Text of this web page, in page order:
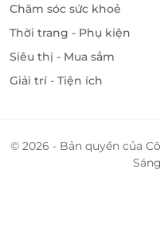
và cá hồi, sushi, gỏi
nguội,... Tất cả
Chăm sóc sức khoẻ
Thời trang - Phụ kiện
Siêu thị - Mua sắm
Giải trí - Tiện ích
© 2026 - Bản quyền của